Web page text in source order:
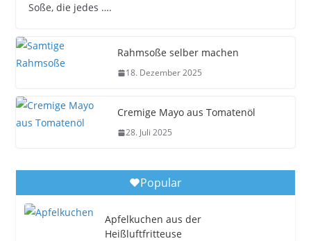
Soße, die jedes ….
Rahmsoße selber machen
18. Dezember 2025
Cremige Mayo aus Tomatenöl
28. Juli 2025
Popular
Apfelkuchen aus der
Heißluftfritteuse